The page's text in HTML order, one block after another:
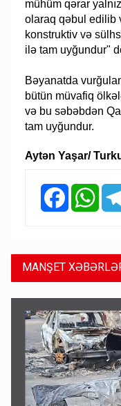
mühüm qərar
olaraq qəbul edilib
konstruktiv və
ilə tam uyğundur"
Bəyanatda
bütün müvafiq
və bu səbəbdən
tam uyğundur.
Aytən Yaşar/
Facebook
MANŞET